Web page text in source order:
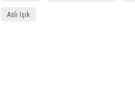
Aslı Işık